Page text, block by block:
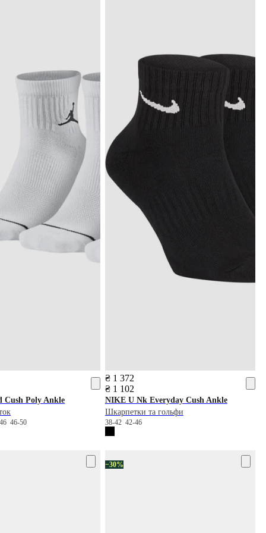
Cush Poly Ankle
4646-50
₴ 1 372
₴ 1 102
NIKEU Nk Everyday Cush Ankle
Шкарпетки та гольфи
38-42 42-46
−30%